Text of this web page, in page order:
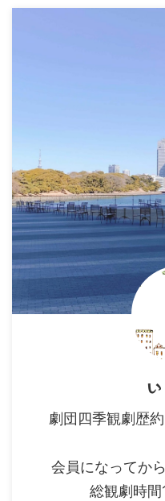
劇団四季観劇歴
会員になってか
総観劇時間